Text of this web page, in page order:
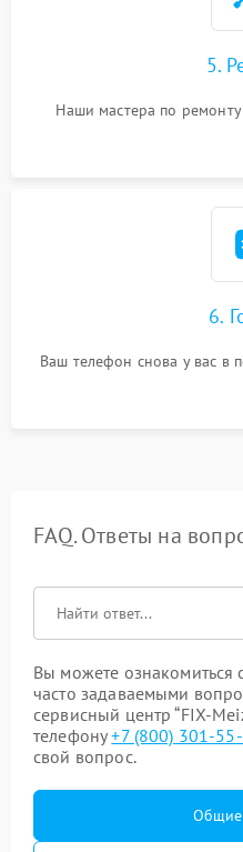
5.
Наши мастера по
6.
Ваш телефон снова у вас в
FAQ. Ответы на
Вы можете
часто задаваемыми
сервисный центр “FIX-
телефону+7 (800) 301-
свой вопрос.
Общие